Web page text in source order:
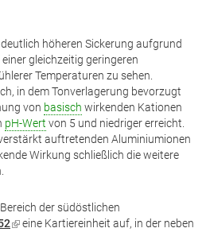
höheren Sickerung aufgrund
einer gleichzeitig geringeren
Temperaturen zu sehen.
in dem Tonverlagerung bevorzugt
von basisch wirkenden Kationen
pH-Wert von 5 und niedriger erreicht.
auftretenden Aluminiumionen
Wirkung schließlich die weitere
der südöstlichen
(Linkeine Kartiereinheit auf, in der neben